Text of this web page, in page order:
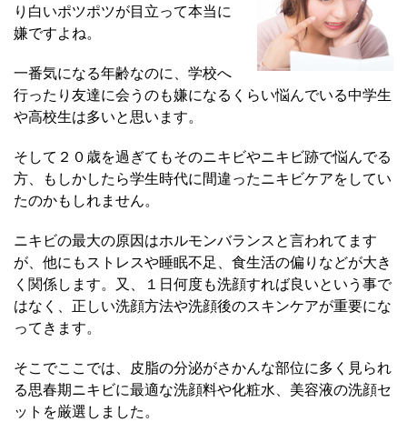
り白いポツポツが目立って本当に
嫌ですよね。
一番気になる年齢なのに、学校へ
行ったり友達に会うのも嫌になるくらい悩んでいる中学生
や高校生は多いと思います。
そして２０歳を過ぎてもそのニキビやニキビ跡で悩んでる
方、もしかしたら学生時代に間違ったニキビケアをしてい
たのかもしれません。
ニキビの最大の原因はホルモンバランスと言われてます
が、他にもストレスや睡眠不足、食生活の偏りなどが大き
く関係します。又、１日何度も洗顔すれば良いという事で
はなく、正しい洗顔方法や洗顔後のスキンケアが重要にな
ってきます。
そこでここでは、皮脂の分泌がさかんな部位に多く見られ
る思春期ニキビに最適な洗顔料や化粧水、美容液の洗顔セ
ットを厳選しました。